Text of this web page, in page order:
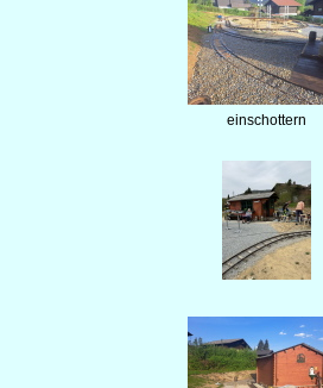
einschottern